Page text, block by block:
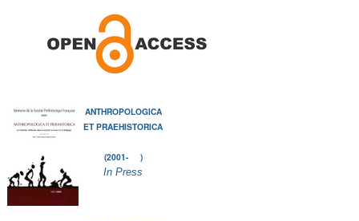
ANTHROPOLOGICA
ET PRAEHISTORICA
(2001- )
In Press